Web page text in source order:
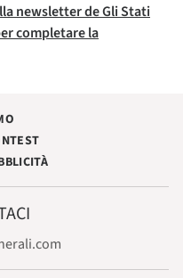
newsletter de Gli Stati
completare la